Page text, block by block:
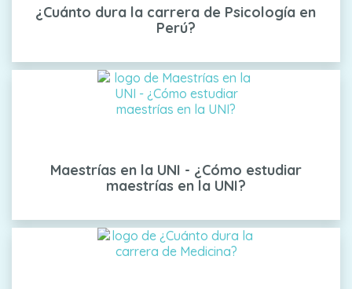
¿Cuánto dura la carrera de Psicología en
Perú?
Maestrías en la UNI - ¿Cómo estudiar
maestrías en la UNI?